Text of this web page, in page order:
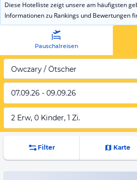
Diese Hotelliste zeigt unsere am häufigsten
Informationen zu Rankings und Bewertungen
Pauschalreisen
Owczary / Ötscher
07.09.26 - 09.09.26
2 Erw, 0 Kinder, 1 Zi.
Filter Karte